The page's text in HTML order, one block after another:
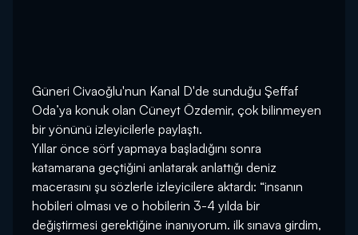
Güneri Civaoğlu'nun Kanal D'de sunduğu Şeffaf
Oda’ya konuk olan Cüneyt Özdemir, çok bilinmeyen
bir yönünü izleyicilerle paylaştı.
Yıllar önce sörf yapmaya başladığını sonra
katamarana geçtiğini anlatarak anlattığı deniz
macerasını şu sözlerle izleyicilere aktardı: “insanın
hobileri olması ve o hobilerin 3-4 yılda bir
değiştirmesi gerektiğine inanıyorum. ilk sınava girdim,